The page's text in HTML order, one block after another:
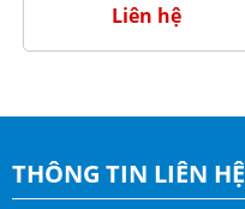
Liên hệ
THÔNG TIN LIÊN HỆ